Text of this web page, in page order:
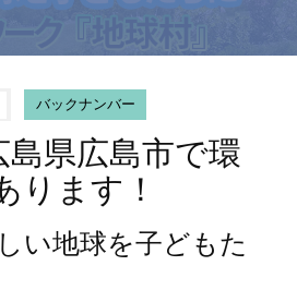
バックナンバー
島県広島市で環
ります！
い地球を子どもた